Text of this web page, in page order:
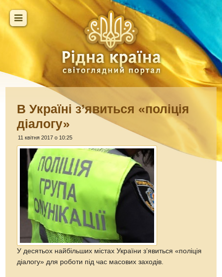
В Україні з’явиться «поліція
діалогу»
11 квітня 2017 о 10:25
У десятьох найбільших містах України з’явиться «поліція
діалогу» для роботи під час масових заходів.